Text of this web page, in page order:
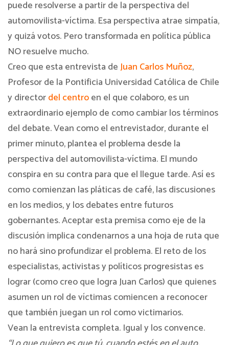
puede resolverse a partir de la perspectiva del
automovilista-víctima. Esa perspectiva atrae simpatía,
y quizá votos. Pero transformada en política pública
NO resuelve mucho.
Creo que esta entrevista deJuan Carlos Muñoz,
Profesor de la Pontificia Universidad Católica de Chile
y directordel centroen el que colaboro, es un
extraordinario ejemplo de como cambiar los términos
del debate. Vean como el entrevistador, durante el
primer minuto, plantea el problema desde la
perspectiva del automovilista-víctima. El mundo
conspira en su contra para que el llegue tarde. Así es
como comienzan las pláticas de café, las discusiones
en los medios, y los debates entre futuros
gobernantes. Aceptar esta premisa como eje de la
discusión implica condenarnos a una hoja de ruta que
no hará sino profundizar el problema. El reto de los
especialistas, activistas y políticos progresistas es
lograr (como creo que logra Juan Carlos) que quienes
asumen un rol de víctimas comiencen a reconocer
que también juegan un rol como victimarios.
Vean la entrevista completa. Igual y los convence.